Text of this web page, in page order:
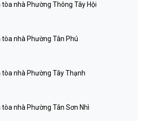
tòa nhà Phường Thông Tây Hội
tòa nhà Phường Tân Phú
tòa nhà Phường Tây Thạnh
tòa nhà Phường Tân Sơn Nhì